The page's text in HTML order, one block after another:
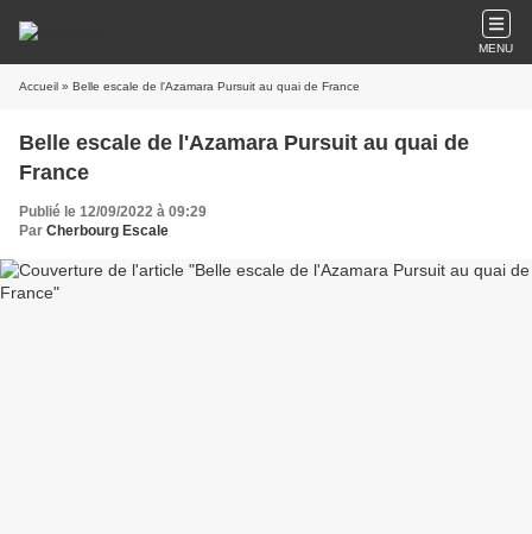
MENU
Accueil » Belle escale de l'Azamara Pursuit au quai de France
Belle escale de l'Azamara Pursuit au quai de
France
Publié le 12/09/2022 à 09:29
Par Cherbourg Escale